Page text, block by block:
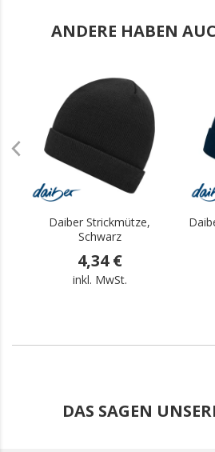
ANDERE HABEN
Daiber Strickmütze,
Schwarz
4,34 €
inkl. MwSt.
DAS SAGEN